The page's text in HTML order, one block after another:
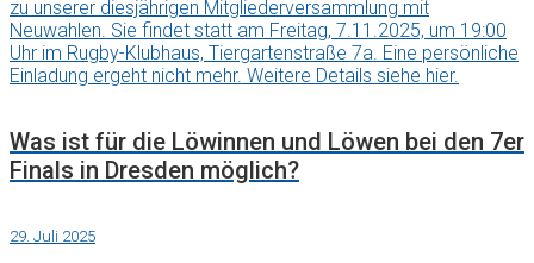
zu unserer diesjährigen Mitgliederversammlung mit
Neuwahlen. Sie findet statt am Freitag, 7.11.2025, um 19:00
Uhr im Rugby-Klubhaus, Tiergartenstraße 7a. Eine persönliche
Einladung ergeht nicht mehr. Weitere Details siehe hier.
Was ist für die Löwinnen und Löwen bei den 7er
Finals in Dresden möglich?
29. Juli 2025